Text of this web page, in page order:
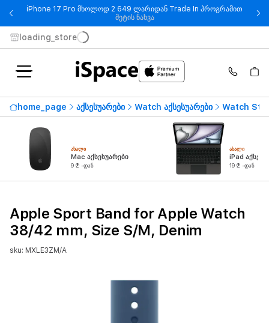
iPhone 17 Pro მხოლოდ 2 649 ლარიდან Trade In პროგრამით
მეტის ნახვა- iPhone 17 Pro მხოლოდ 2 649
loading_store
home_page აქსესუარები Watch აქსესუარები Watch
ᲐᲮᲐᲚᲘ
Mac აქსესუარები
9 ₾ -დან
ᲐᲮᲐᲚᲘ
iPad
19 ₾ -დან
Apple Sport Band for Apple Watch
38/42 mm, Size S/M, Denim
sku: MXLE3ZM/A